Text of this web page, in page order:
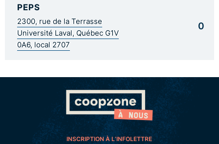
PEPS
2300, rue de la Terrasse
Université Laval, Québec G1V
0A6, local 2707
0
INSCRIPTION À L’INFOLETTRE